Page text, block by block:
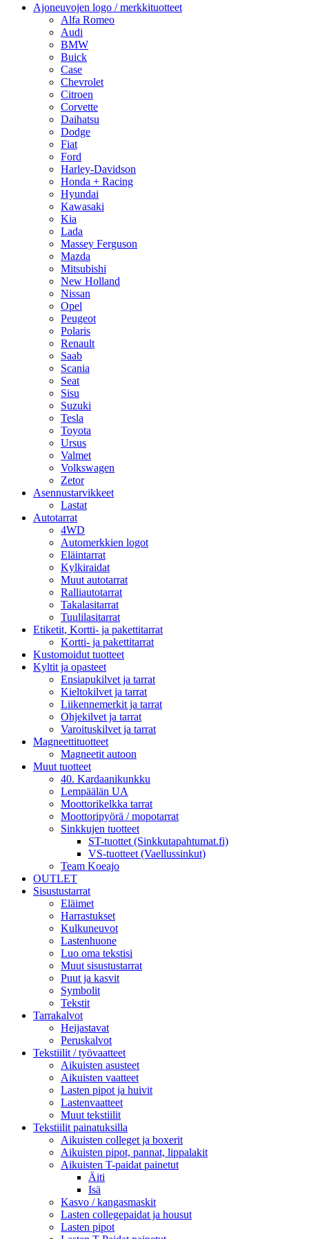
Ajoneuvojen logo / merkkituotteet
Alfa Romeo
Audi
BMW
Buick
Case
Chevrolet
Citroen
Corvette
Daihatsu
Dodge
Fiat
Ford
Harley-Davidson
Honda + Racing
Hyundai
Kawasaki
Kia
Lada
Massey Ferguson
Mazda
Mitsubishi
New Holland
Nissan
Opel
Peugeot
Polaris
Renault
Saab
Scania
Seat
Sisu
Suzuki
Tesla
Toyota
Ursus
Valmet
Volkswagen
Zetor
Asennustarvikkeet
Lastat
Autotarrat
4WD
Automerkkien logot
Eläintarrat
Kylkiraidat
Muut autotarrat
Ralliautotarrat
Takalasitarrat
Tuulilasitarrat
Etiketit, Kortti- ja pakettitarrat
Kortti- ja pakettitarrat
Kustomoidut tuotteet
Kyltit ja opasteet
Ensiapukilvet ja tarrat
Kieltokilvet ja tarrat
Liikennemerkit ja tarrat
Ohjekilvet ja tarrat
Varoituskilvet ja tarrat
Magneettituotteet
Magneetit autoon
Muut tuotteet
40. Kardaanikunkku
Lempäälän UA
Moottorikelkka tarrat
Moottoripyörä / mopotarrat
Sinkkujen tuotteet
ST-tuottet (Sinkkutapahtumat.fi)
VS-tuotteet (Vaellussinkut)
Team Koeajo
OUTLET
Sisustustarrat
Eläimet
Harrastukset
Kulkuneuvot
Lastenhuone
Luo oma tekstisi
Muut sisustustarrat
Puut ja kasvit
Symbolit
Tekstit
Tarrakalvot
Heijastavat
Peruskalvot
Tekstiilit / työvaatteet
Aikuisten asusteet
Aikuisten vaatteet
Lasten pipot ja huivit
Lastenvaatteet
Muut tekstiilit
Tekstiilit painatuksilla
Aikuisten colleget ja boxerit
Aikuisten pipot, pannat, lippalakit
Aikuisten T-paidat painetut
Äiti
Isä
Kasvo / kangasmaskit
Lasten collegepaidat ja housut
Lasten pipot